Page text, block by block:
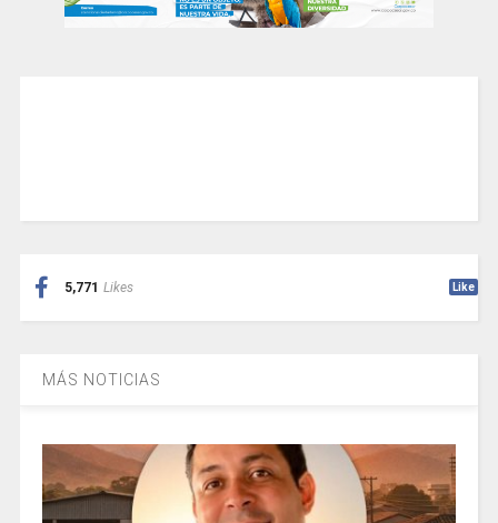
5,771 Likes Like
MÁS NOTICIAS